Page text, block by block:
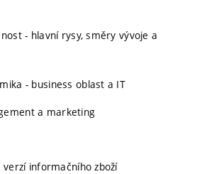
- hlavní rysy, směry vývoje a
- business oblast a IT
a marketing
informačního zboží